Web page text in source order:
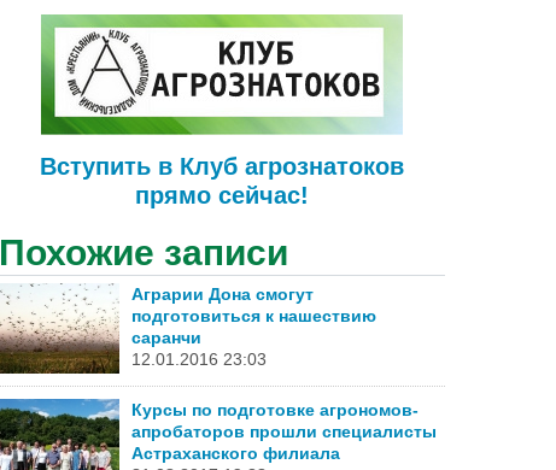
Вступить в Клуб агрознатоков
прямо сейчас!
Похожие записи
Аграрии Дона смогут
подготовиться к нашествию
саранчи
12.01.2016 23:03
Курсы по подготовке агрономов-
апробаторов прошли специалисты
Астраханского филиала